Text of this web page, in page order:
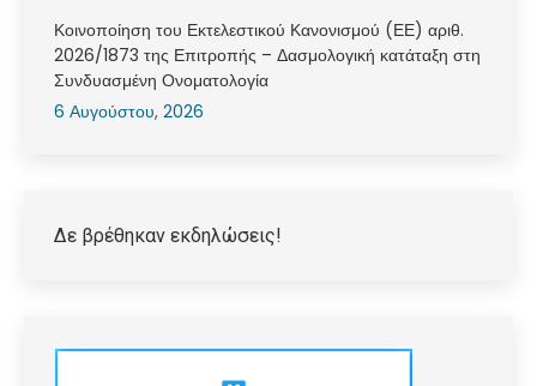
Κοινοποίηση του Εκτελεστικού Κανονισμού (ΕΕ) αριθ.
2026/1873 της Επιτροπής – Δασμολογική κατάταξη στη
Συνδυασμένη Ονοματολογία
6 Αυγούστου, 2026
Δε βρέθηκαν εκδηλώσεις!